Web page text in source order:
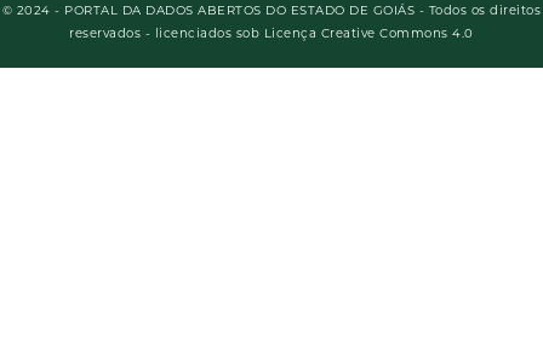
© 2024 - PORTAL DA DADOS ABERTOS DO ESTADO DE GOIÁS - Todos os direitos
reservados - licenciados sob Licença Creative Commons 4.0